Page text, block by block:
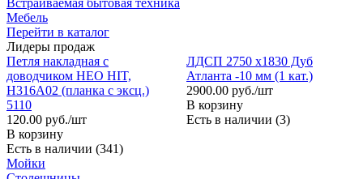
Встраиваемая бытовая техника
Мебель
Перейти в каталог
Лидеры продаж
Петля накладная с
доводчиком НЕО HIT,
H316A02 (планка с эксц.)
5110
120.00 руб./шт
В корзину
Есть в наличии (341)
ЛДСП 2750 х1830 Дуб
Атланта -10 мм (1 кат.)
2900.00 руб./шт
В корзину
Есть в наличии (3)
Мойки